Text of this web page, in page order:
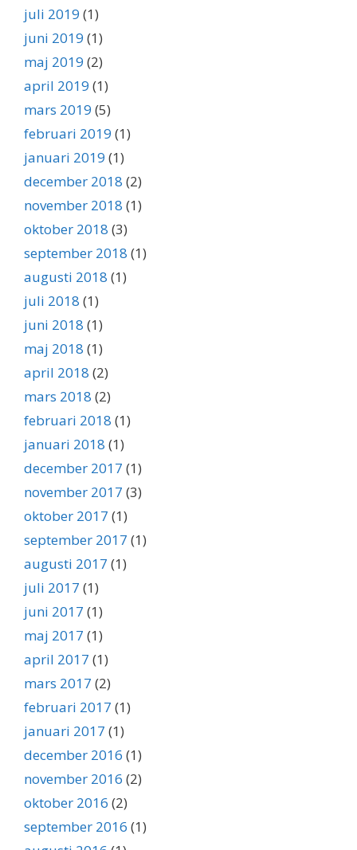
juli 2019 (1)
juni 2019 (1)
maj 2019 (2)
april 2019 (1)
mars 2019 (5)
februari 2019 (1)
januari 2019 (1)
december 2018 (2)
november 2018 (1)
oktober 2018 (3)
september 2018 (1)
augusti 2018 (1)
juli 2018 (1)
juni 2018 (1)
maj 2018 (1)
april 2018 (2)
mars 2018 (2)
februari 2018 (1)
januari 2018 (1)
december 2017 (1)
november 2017 (3)
oktober 2017 (1)
september 2017 (1)
augusti 2017 (1)
juli 2017 (1)
juni 2017 (1)
maj 2017 (1)
april 2017 (1)
mars 2017 (2)
februari 2017 (1)
januari 2017 (1)
december 2016 (1)
november 2016 (2)
oktober 2016 (2)
september 2016 (1)